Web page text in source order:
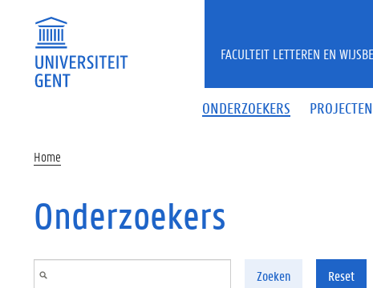
ONDERZOEKERS PROJECTEN
FACULTEIT LETTEREN EN
Home
Onderzoekers
Zoeken Reset